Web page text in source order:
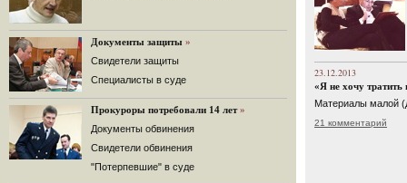
12.08.2014
Граждане не хотят платить по счетам ЮКОСа
Решение Гаагского суда о компенсации $50 млрд
поддержали 12%.
129 комментариев
Документы защиты »
Cвидетели защиты
Cпециалисты в суде
Прокуроры потребовали 14 лет »
Документы обвинения
Свидетели обвинения
"Потерпевшие" в суде
23.12.2013
«Я не хочу
Материалы малой
21 комментарий